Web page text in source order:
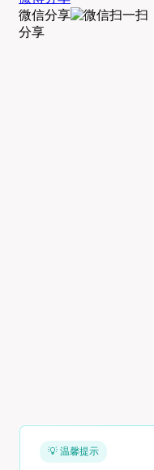
微信分享
分享
💡 温馨提示